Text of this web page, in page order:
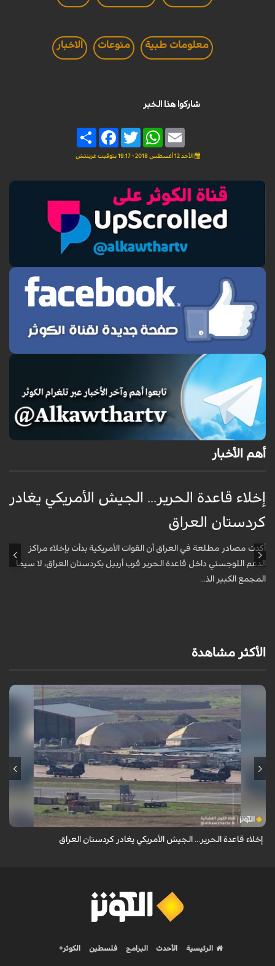
معلومات طبية منوعات الاخبار
شاركوا هذا الخبر
Share
FacebookTwitter
WhatsAppEmail
الأحد 12 أغسطس 2018 - 19:17 بتوقيت غرينتش
أهم الأخبار
إخلاء قاعدة الحرير... الجيش الأمريكي يغادر
كردستان العراق
أكدت مصادر مطلعة في العراق أن القوات الأمريكية بدأت بإخلاء مراكز
الدعم اللوجستي داخل قاعدة الحرير قرب أربيل بكردستان العراق، لا سيما
المجمع الكبير الذ...
الأكثر مشاهدة
أكدت مصادر مطلعة في العراق أن القوات الأمريكية بدأت بإخلاء مراكز الدعم
اللوجستي داخل قاعدة الحرير قرب أربيل بكردستان العراق، لا سيما المجمع
الكبير الذ...
إخلاء قاعدة الحرير... الجيش الأمريكي يغادر كردستان العراق
الرئيسية الأحدث البرامج فلسطين الكوثر+